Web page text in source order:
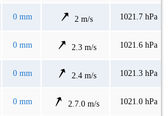
0 mm 2 m/s 1021.7 hPa
0 mm 2.3 m/s 1021.6 hPa
0 mm 2.4 m/s 1021.3 hPa
0 mm 2.7.0 m/s 1021.0 hPa